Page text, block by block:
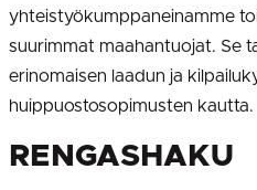
yhteistyökumppaneinamme
suurimmat maahantuojat. Se
erinomaisen laadun ja
huippuostosopimusten kautta.
RENGASHAKU